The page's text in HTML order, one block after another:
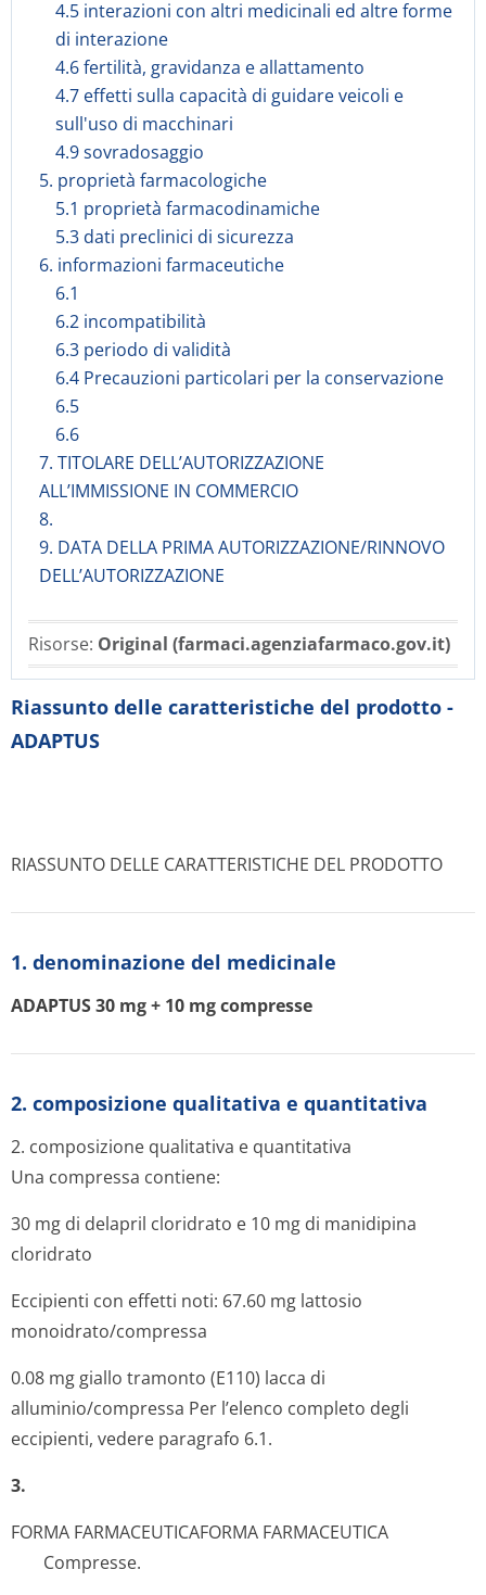
4.5 interazioni con altri medicinali ed altre forme
di interazione
4.6 fertilità, gravidanza e allattamento
4.7 effetti sulla capacità di guidare veicoli e
sull'uso di macchinari
4.9 sovradosaggio
5. proprietà farmacologiche
5.1 proprietà farmacodinamiche
5.3 dati preclinici di sicurezza
6. informazioni farmaceutiche
6.1
6.2 incompatibilità
6.3 periodo di validità
6.4 Precauzioni particolari per la conservazione
6.5
6.6
7. TITOLARE DELL’AUTORIZZAZIONE
ALL’IMMISSIONE IN COMMERCIO
8.
9. DATA DELLA PRIMA AUTORIZZAZIONE/RINNOVO
DELL’AUTORIZZAZIONE
Risorse: Original (farmaci.agenziafarmaco.gov.it)
Riassunto delle caratteristiche del prodotto -
ADAPTUS
RIASSUNTO DELLE CARATTERISTICHE DEL PRODOTTO
1. denominazione del medicinale
ADAPTUS 30 mg + 10 mg compresse
2. composizione qualitativa e quantitativa
2. composizione qualitativa e quantitativa
Una compressa contiene:
30 mg di delapril cloridrato e 10 mg di manidipina
cloridrato
Eccipienti con effetti noti: 67.60 mg lattosio
monoidrato/com­pressa
0.08 mg giallo tramonto (E110) lacca di
alluminio/compressa Per l’elenco completo degli
eccipienti, vedere paragrafo 6.1.
3.
FORMA FARMACEUTICAFORMA FARMACEUTICA
Compresse.